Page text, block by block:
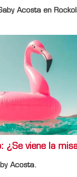
Acosta en
¿Se viene la
Acosta.